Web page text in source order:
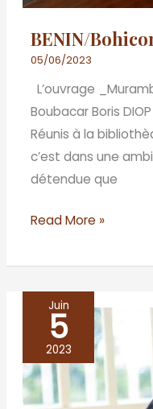
BENIN/
05/06/2023
L’ouvrage
Boubacar Boris
Réunis à la
c’est dans une
détendue que
Read More »
Juin
5
2023
BENIN/Cotonou